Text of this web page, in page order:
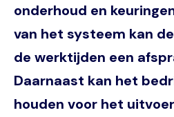
onderhoud en
van het systeem kan
de werktijden een
Daarnaast kan het
houden voor het